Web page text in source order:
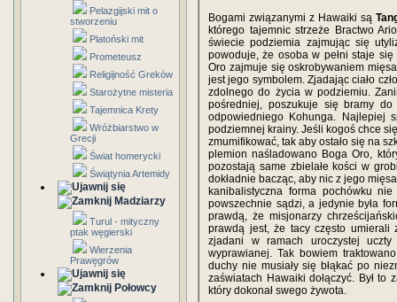
Pelazgijski mit o
stworzeniu
Platoński mit
Prometeusz
Religijność Greków
Starożytne misteria
Tajemnica Krety
Wróżbiarstwo w
Grecji
Świat homerycki
Świątynia Artemidy
Madziarzy
Turul - mityczny
ptak węgierski
Wierzenia
Prawęgrów
Połowcy
Bogami związanymi z Hawaiki są
którego tajemnic strzeże Bractwo
świecie podziemia zajmując się
powoduje, że osoba w pełni staje
Oro zajmuje się oskrobywaniem
jest jego symbolem. Zjadając ciało
zdolnego do życia w podziemiu.
pośredniej, poszukuje się bramy
odpowiedniego Kohunga. Najlepiej
podziemnej krainy. Jeśli kogoś chce
zmumifikować, tak aby ostało się na
plemion naśladowano Boga Oro,
pozostają same zbielałe kości w
dokładnie bacząc, aby nic z jego
kanibalistyczna forma pochówku
powszechnie sądzi, a jedynie była
prawdą, że misjonarzy
prawdą jest, że tacy często umierali
zjadani w ramach uroczystej
wyprawianej. Tak bowiem
duchy nie musiały się błąkać po
zaświatach Hawaiki dołączyć. Był
który dokonał swego żywota.